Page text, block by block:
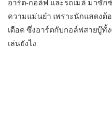
อาร์ต-กอล์ฟ และรถเมล์ มาซั
ความแม่นยำ เพราะนักแสดงต้
เดือด ซึ่งอาร์ตกับกอล์ฟสายบู๊
เล่นยังไง